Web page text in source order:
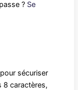
? Se
sécuriser
8 caractères,